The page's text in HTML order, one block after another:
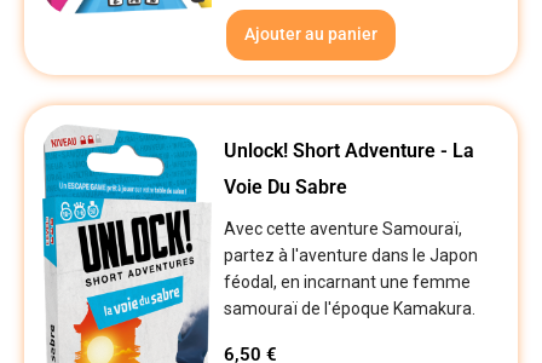
Ajouter au panier
Unlock! Short Adventure - La
Voie Du Sabre
Avec cette aventure Samouraï,
partez à l'aventure dans le Japon
féodal, en incarnant une femme
samouraï de l'époque Kamakura.
6,50€